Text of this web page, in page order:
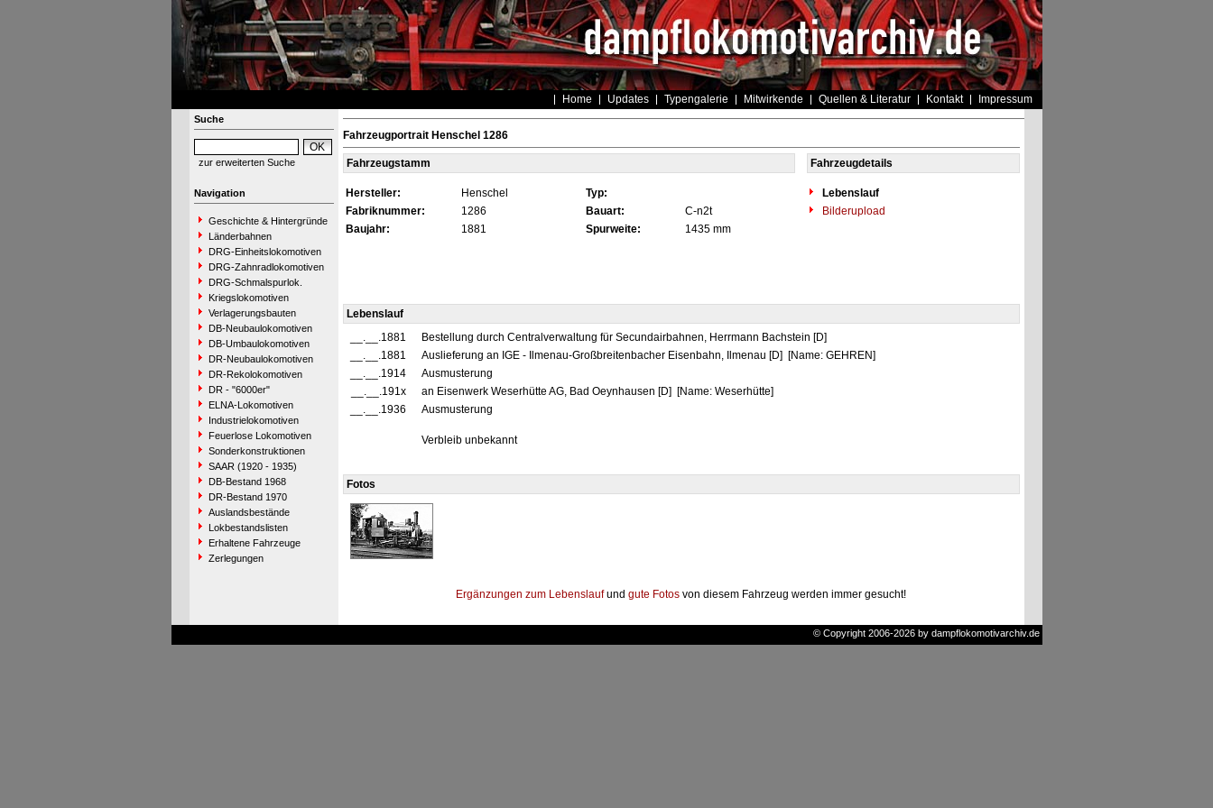
Home Updates Typengalerie Mitwirkende Quellen & Literatur Kontakt Impressum
Suche
zur erweiterten Suche
Navigation
Geschichte & Hintergründe
Länderbahnen
DRG-Einheitslokomotiven
DRG-Zahnradlokomotiven
DRG-Schmalspurlok.
Kriegslokomotiven
Verlagerungsbauten
DB-Neubaulokomotiven
DB-Umbaulokomotiven
DR-Neubaulokomotiven
DR-Rekolokomotiven
DR - "6000er"
ELNA-Lokomotiven
Industrielokomotiven
Feuerlose Lokomotiven
Sonderkonstruktionen
SAAR (1920 - 1935)
DB-Bestand 1968
DR-Bestand 1970
Auslandsbestände
Lokbestandslisten
Erhaltene Fahrzeuge
Zerlegungen
Fahrzeugportrait Henschel 1286
Fahrzeugstamm Fahrzeugdetails
Hersteller: Henschel Typ:
Lebenslauf
Fabriknummer:
1286 Bauart: C-n2t
Bilderupload
Baujahr:
1881 Spurweite: 1435 mm
Lebenslauf
__.__.1881
Bestellung durch Centralverwaltung für Secundairbahnen, Herrmann Bachstein [D]
__.__.1881
Auslieferung an IGE - Ilmenau-Großbreitenbacher Eisenbahn, Ilmenau [D] [Name: GEHREN]
__.__.1914
Ausmusterung
__.__.191x
an Eisenwerk Weserhütte AG, Bad Oeynhausen [D] [Name: Weserhütte]
__.__.1936
Ausmusterung
Verbleib unbekannt
Fotos
Ergänzungen zum Lebenslaufund gute Fotos von diesem Fahrzeug werden immer gesucht!
© Copyright 2006-2026 by dampflokomotivarchiv.de